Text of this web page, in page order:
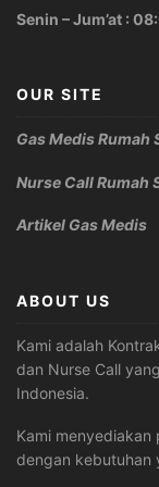
Senin – Jum’at :
OUR SITE
Gas Medis Rumah
Nurse Call Rumah
Artikel Gas Medis
ABOUT US
Kami adalah
dan Nurse Call
Indonesia.
Kami menyediakan
dengan kebutuhan